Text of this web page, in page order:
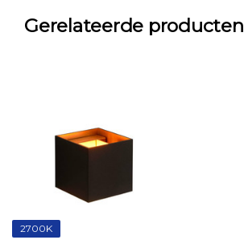
Gerelateerde producten
2700K